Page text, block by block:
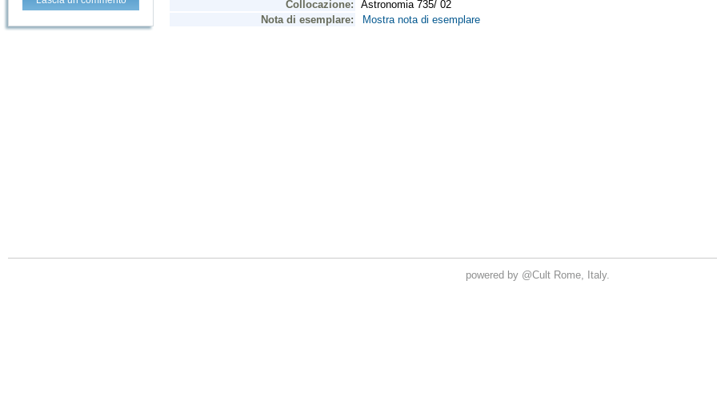
powered by @Cult Rome, Italy.